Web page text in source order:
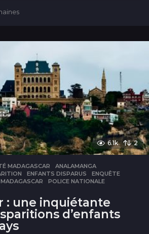
m
n
e
s
6.1k 2
MADAGASCAR ,ANALAMANGA
,ENFANTS DISPARUS ,ENQUÊTE
,MADAGASCAR ,POLICE NATIONALE
: une inquiétante
d’enfants